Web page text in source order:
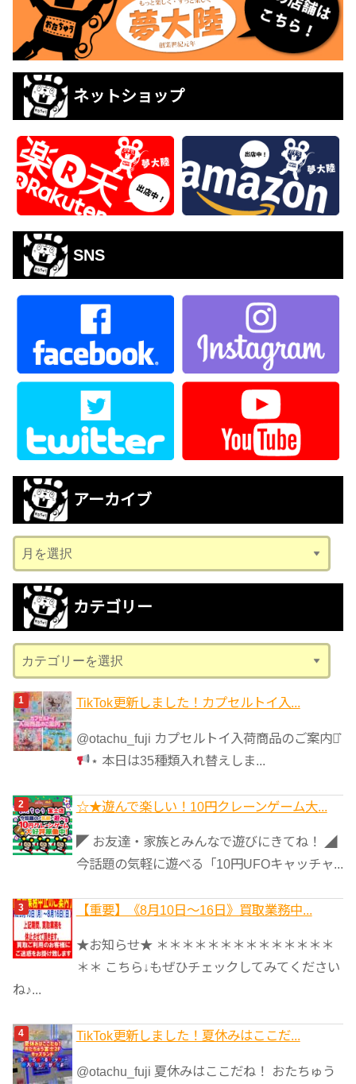
ネットショップ
SNS
アーカイブ
ー
カ
ブ
カテゴリー
テ
ゴ
リ
ー
TikTok更新しました！カプセルトイ入...
@otachu_fuji カプセルトイ入荷商品のご案内⋆͛
⋆ 本日は35種類入れ替えしま...
☆★遊んで楽しい！10円クレーンゲーム大...
◤ お友達・家族とみんなで遊びにきてね！ ◢
今話題の気軽に遊べる「10円UFOキャッチャ...
【重要】《8月10日～16日》買取業務中...
★お知らせ★ ＊＊＊＊＊＊＊＊＊＊＊＊＊＊
＊＊ こちら↓もぜひチェックしてみてください
ね♪...
TikTok更新しました！夏休みはここだ...
@otachu_fuji 夏休みはここだね！ おたちゅう